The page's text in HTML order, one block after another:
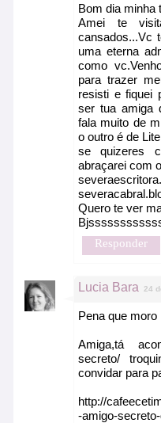
Bom dia minha
Amei te
cansados...Vc
uma eterna
como
para trazer
resisti e fiquei
ser tua amiga
fala muito de
o outro é de
se quizeres
abraçarei com
Quero te ver
Responder
Lucia Bara 24
Pena que moro
Amiga,tá
secreto/
convidar para
http://
-amigo-